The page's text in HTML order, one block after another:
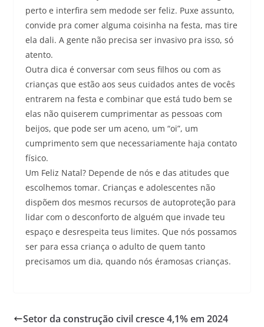
perto e interfira sem medode ser feliz. Puxe assunto,
convide pra comer alguma coisinha na festa, mas tire
ela dali. A gente não precisa ser invasivo pra isso, só
atento.
Outra dica é conversar com seus filhos ou com as
crianças que estão aos seus cuidados antes de vocês
entrarem na festa e combinar que está tudo bem se
elas não quiserem cumprimentar as pessoas com
beijos, que pode ser um aceno, um “oi”, um
cumprimento sem que necessariamente haja contato
físico.
Um Feliz Natal? Depende de nós e das atitudes que
escolhemos tomar. Crianças e adolescentes não
dispõem dos mesmos recursos de autoproteção para
lidar com o desconforto de alguém que invade teu
espaço e desrespeita teus limites. Que nós possamos
ser para essa criança o adulto de quem tanto
precisamos um dia, quando nós éramosas crianças.
Setor da construção civil cresce 4,1% em 2024